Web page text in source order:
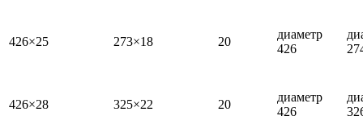
426×25 273×18 20
диаметр
426
426×28 325×22 20
диаметр
426